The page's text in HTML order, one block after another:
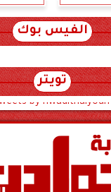
الفيس بوك
تويتر
by